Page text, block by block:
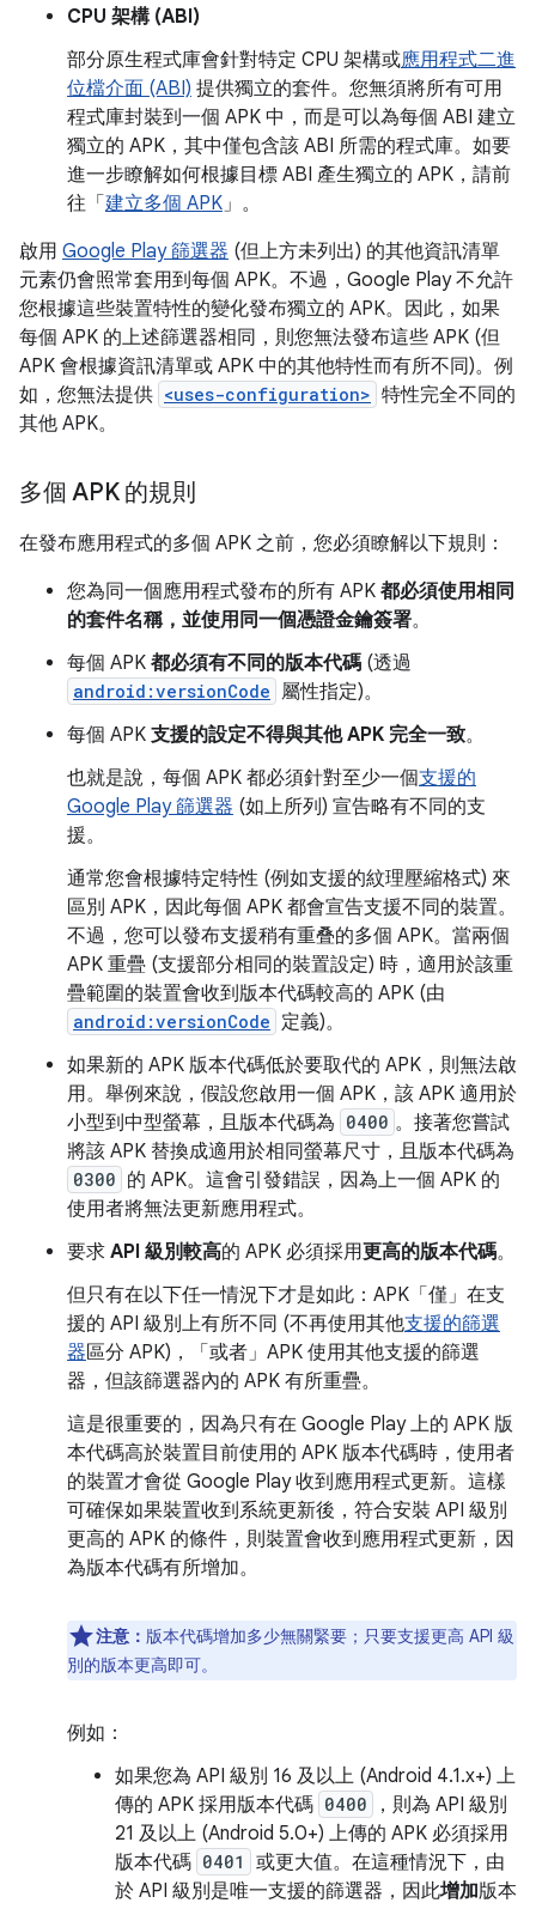
CPU 架構 (ABI)
部分原生程式庫會針對特定 CPU 架構或應用程式二進
位檔介面 (ABI) 提供獨立的套件。您無須將所有可用
程式庫封裝到一個 APK 中，而是可以為每個 ABI 建立
獨立的 APK，其中僅包含該 ABI 所需的程式庫。如要
進一步瞭解如何根據目標 ABI 產生獨立的 APK，請前
往「 建立多個 APK」。
啟用 Google Play 篩選器 (但上方未列出) 的其他資訊清單
元素仍會照常套用到每個 APK。不過，Google Play 不允許
您根據這些裝置特性的變化發布獨立的 APK。因此，如果
每個 APK 的上述篩選器相同，則您無法發布這些 APK (但
APK 會根據資訊清單或 APK 中的其他特性而有所不同)。例
如，您無法提供 <uses-configuration> 特性完全不同的
其他 APK。
多個 APK 的規則
在發布應用程式的多個 APK 之前，您必須瞭解以下規則：
您為同一個應用程式發布的所有 APK 都必須使用相同
的套件名稱，並使用同一個憑證金鑰簽署。
每個 APK 都必須有不同的版本代碼 (透過
android:versionCode 屬性指定)。
每個 APK 支援的設定不得與其他 APK 完全一致。
也就是說，每個 APK 都必須針對至少一個支援的
Google Play 篩選器 (如上所列) 宣告略有不同的支
援。
通常您會根據特定特性 (例如支援的紋理壓縮格式) 來
區別 APK，因此每個 APK 都會宣告支援不同的裝置。
不過，您可以發布支援稍有重叠的多個 APK。當兩個
APK 重疊 (支援部分相同的裝置設定) 時，適用於該重
疊範圍的裝置會收到版本代碼較高的 APK (由
android:versionCode 定義)。
如果新的 APK 版本代碼低於要取代的 APK，則無法啟
用。舉例來說，假設您啟用一個 APK，該 APK 適用於
小型到中型螢幕，且版本代碼為 0400 。接著您嘗試
將該 APK 替換成適用於相同螢幕尺寸，且版本代碼為
0300 的 APK。這會引發錯誤，因為上一個 APK 的
使用者將無法更新應用程式。
要求 API 級別較高的 APK 必須採用更高的版本代碼。
但只有在以下任一情況下才是如此：APK「僅」 在支
援的 API 級別上有所不同 (不再使用其他支援的篩選
器區分 APK)，「或者」 APK 使用其他支援的篩選
器，但該篩選器內的 APK 有所重疊。
這是很重要的，因為只有在 Google Play 上的 APK 版
本代碼高於裝置目前使用的 APK 版本代碼時，使用者
的裝置才會從 Google Play 收到應用程式更新。這樣
可確保如果裝置收到系統更新後，符合安裝 API 級別
更高的 APK 的條件，則裝置會收到應用程式更新，因
為版本代碼有所增加。
注意： 版本代碼增加多少無關緊要；只要支援更高 API 級
別的版本更高即可。
例如：
如果您為 API 級別 16 及以上 (Android 4.1.x+) 上
傳的 APK 採用版本代碼 0400
，則為 API 級別
21 及以上 (Android 5.0+) 上傳的 APK 必須採用
版本代碼 0401
或更大值。在這種情況下，由
於 API 級別是唯一支援的篩選器，因此增加版本